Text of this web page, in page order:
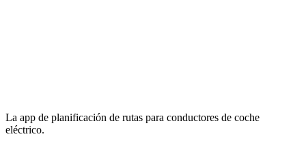
La app de planificación de rutas para conductores de coche
eléctrico.